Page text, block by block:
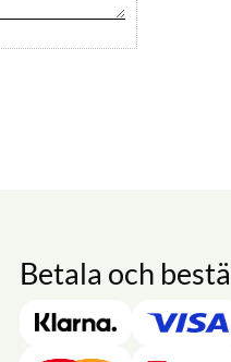
Betala och